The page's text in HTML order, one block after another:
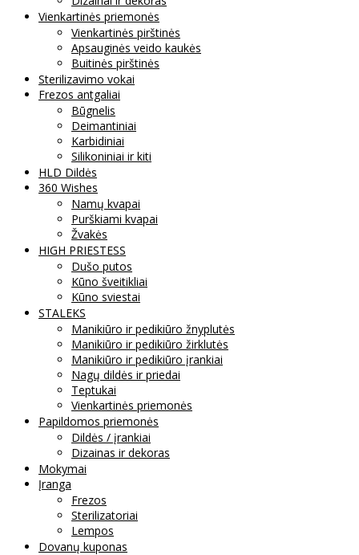
Vienkartinės priemonės
Vienkartinės pirštinės
Apsauginės veido kaukės
Buitinės pirštinės
Sterilizavimo vokai
Frezos antgaliai
Būgnelis
Deimantiniai
Karbidiniai
Silikoniniai ir kiti
HLD Dildės
360 Wishes
Namų kvapai
Purškiami kvapai
Žvakės
HIGH PRIESTESS
Dušo putos
Kūno šveitikliai
Kūno sviestai
STALEKS
Manikiūro ir pedikiūro žnyplutės
Manikiūro ir pedikiūro žirklutės
Manikiūro ir pedikiūro įrankiai
Nagų dildės ir priedai
Teptukai
Vienkartinės priemonės
Papildomos priemonės
Dildės / įrankiai
Dizainas ir dekoras
Mokymai
Įranga
Frezos
Sterilizatoriai
Lempos
Dovanų kuponas